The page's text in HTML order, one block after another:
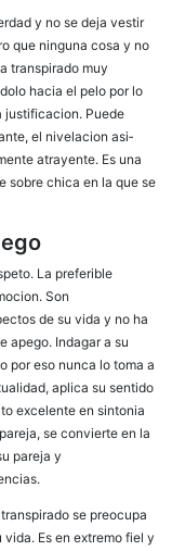
y no se deja vestir
que ninguna cosa y no
transpirado muy
hacia el pelo por lo
justificacion. Puede
el nivelacion asi­
atrayente. Es una
sobre chica en la que se
La preferible
Son
de su vida y no ha
apego. Indagar a su
por eso nunca lo toma a
aplica su sentido
excelente en sintonia
se convierte en la
pareja y
se preocupa
vida. Es en extremo fiel y